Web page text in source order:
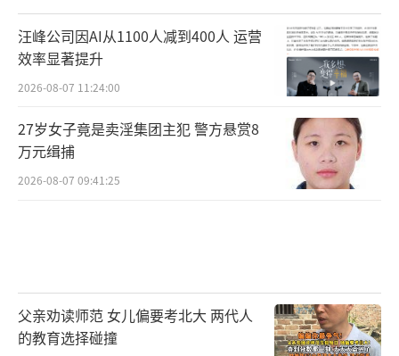
汪峰公司因AI从1100人减到400人 运营
效率显著提升
2026-08-07 11:24:00
27岁女子竟是卖淫集团主犯 警方悬赏8
万元缉捕
2026-08-07 09:41:25
父亲劝读师范 女儿偏要考北大 两代人
的教育选择碰撞